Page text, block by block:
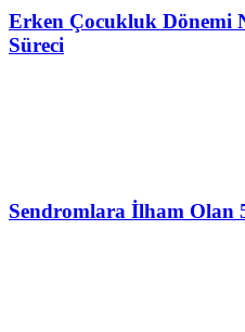
Erken Çocukluk Dönemi
Süreci
Sendromlara İlham